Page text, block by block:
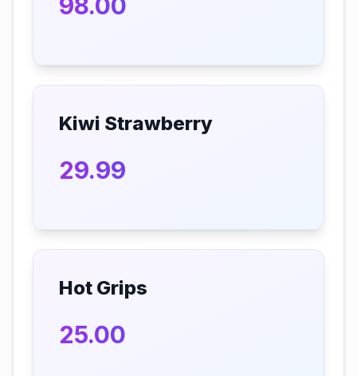
Kiwi Strawberry
29.99
Hot Grips
25.00